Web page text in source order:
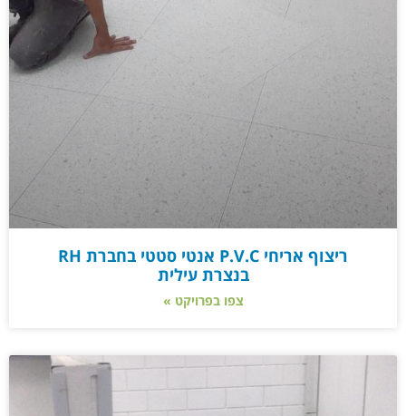
ריצוף אריחי P.V.C אנטי סטטי בחברת RH
בנצרת עילית
צפו בפרויקט »